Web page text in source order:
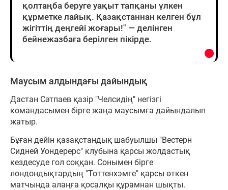
қолтаңба беруге уақыт тапқаны үлкен
құрметке лайық. Қазақстаннан келген бұл
жігіттің деңгейі жоғары!" — делінген
бейнежазбаға берілген пікірде.
Маусым алдындағы дайындық
Дастан Сәтпаев қазір "Челсидің" негізгі
командасымен бірге жаңа маусымға дайындалып
жатыр.
Бұған дейін қазақстандық шабуылшы "Вестерн
Сидней Уондерерс" клубына қарсы жолдастық
кездесуде гол соққан. Сонымен бірге
лондондықтардың "Тоттенхэмге" қарсы өткен
матчында алаңға қосалқы құрамнан шықты.